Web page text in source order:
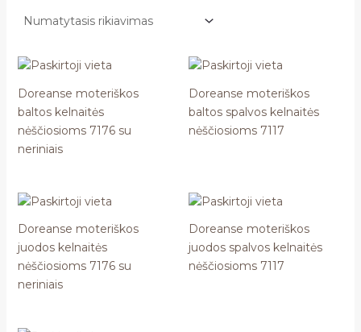
Doreanse moteriškos
baltos kelnaitės
nėščiosioms 7176 su
neriniais
Doreanse moteriškos
baltos spalvos kelnaitės
nėščiosioms 7117
Doreanse moteriškos
juodos kelnaitės
nėščiosioms 7176 su
neriniais
Doreanse moteriškos
juodos spalvos kelnaitės
nėščiosioms 7117